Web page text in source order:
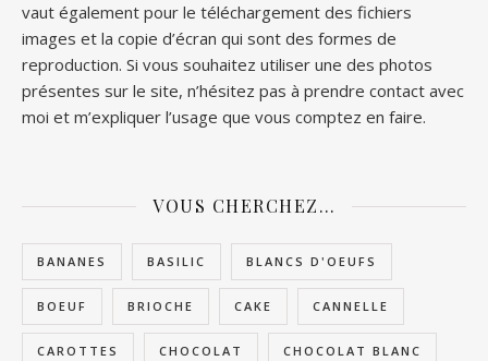
vaut également pour le téléchargement des fichiers
images et la copie d’écran qui sont des formes de
reproduction. Si vous souhaitez utiliser une des photos
présentes sur le site, n’hésitez pas à prendre contact avec
moi et m’expliquer l’usage que vous comptez en faire.
VOUS CHERCHEZ…
BANANES BASILIC BLANCS D'OEUFS
BOEUF BRIOCHE CAKE CANNELLE
CAROTTES CHOCOLAT CHOCOLAT BLANC